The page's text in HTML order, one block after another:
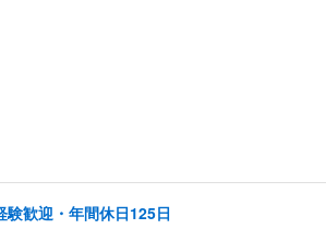
歓迎・年間休日125日